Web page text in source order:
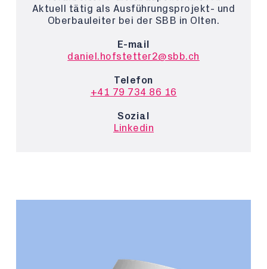
Aktuell tätig als Ausführungsprojekt- und
Oberbauleiter bei der SBB in Olten.
E-mail
daniel.hofstetter2@sbb.ch
Telefon
+41 79 734 86 16
Sozial
Linkedin